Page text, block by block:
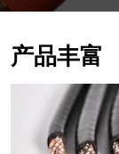
产品丰富